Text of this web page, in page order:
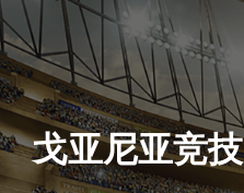
戈亚尼亚竞技